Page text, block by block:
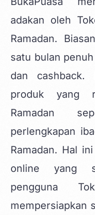
adakan oleh
Ramadan.
satu bulan
dan cashback.
produk yang
Ramadan
perlengkapan
Ramadan. Hal
online yang
pengguna
mempersiapkan